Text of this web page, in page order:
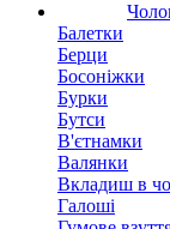
Балетки
Берци
Босоніжки
Бурки
Бутси
В'єтнамки
Валянки
Вкладиш в
Галоші